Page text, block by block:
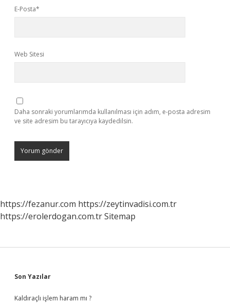
E-Posta*
Web Sitesi
Daha sonraki yorumlarımda kullanılması için adım, e-posta adresim
ve site adresim bu tarayıcıya kaydedilsin.
https://fezanur.com https://zeytinvadisi.com.tr
https://erolerdogan.com.trSitemap
Sidebar
Son Yazılar
Kaldıraçlı işlem haram mı ?